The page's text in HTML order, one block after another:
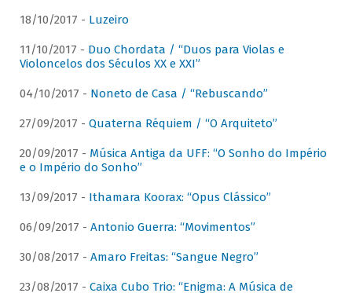
18/10/2017 - Luzeiro
11/10/2017 - Duo Chordata / “Duos para Violas e
Violoncelos dos Séculos XX e XXI”
04/10/2017 - Noneto de Casa / “Rebuscando”
27/09/2017 - Quaterna Réquiem / “O Arquiteto”
20/09/2017 - Música Antiga da UFF: “O Sonho do Império
e o Império do Sonho”
13/09/2017 - Ithamara Koorax: “Opus Clássico”
06/09/2017 - Antonio Guerra: “Movimentos”
30/08/2017 - Amaro Freitas: “Sangue Negro”
23/08/2017 - Caixa Cubo Trio: “Enigma: A Música de